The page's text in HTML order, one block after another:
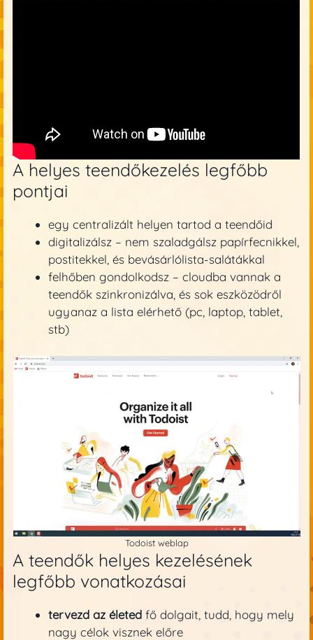
A helyes teendőkezelés legfőbb
pontjai
egy centralizált helyen tartod a teendőid
digitalizálsz – nem szaladgálsz papírfecnikkel,
postitekkel, és bevásárlólista-salátákkal
felhőben gondolkodsz – cloudba vannak a
teendők szinkronizálva, és sok eszközödről
ugyanaz a lista elérhető (pc, laptop, tablet,
stb)
Todoist weblap
A teendők helyes kezelésének
legfőbb vonatkozásai
tervezd az életed fő dolgait, tudd, hogy mely
nagy célok visznek előre